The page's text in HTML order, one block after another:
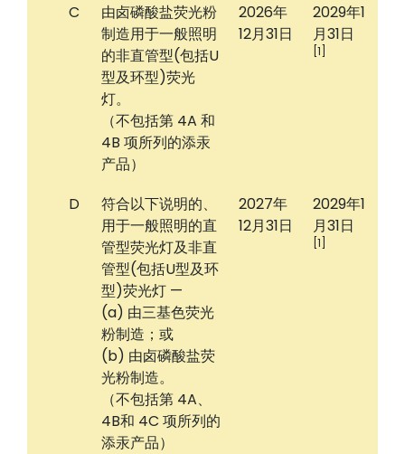
C
由卤磷酸盐荧光粉
制造用于一般照明
的非直管型(包括U
型及环型)荧光
灯。
（不包括第 4A 和
4B 项所列的添汞
产品）
2026年
12月31日
2029年1
月31日
[1]
D
符合以下说明的、
用于一般照明的直
管型荧光灯及非直
管型(包括U型及环
型)荧光灯 —
(a) 由三基色荧光
粉制造；或
(b) 由卤磷酸盐荧
光粉制造。
（不包括第 4A、
4B和 4C 项所列的
添汞产品）
2027年
12月31日
2029年1
月31日
[1]